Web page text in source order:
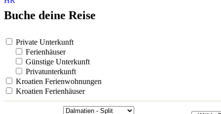
Buche deine Reise
Private Unterkunft
Ferienhäuser
Günstige Unterkunft
Privatunterkunft
Kroatien Ferienwohnungen
Kroatien Ferienhäuser